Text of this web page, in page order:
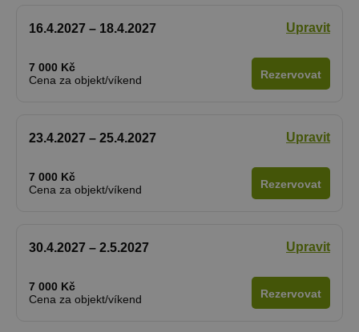
16.4.2027 – 18.4.2027 Upravit
7 000 Kč
Cena za objekt/víkend
Rezervovat
23.4.2027 – 25.4.2027 Upravit
7 000 Kč
Cena za objekt/víkend
Rezervovat
30.4.2027 – 2.5.2027 Upravit
7 000 Kč
Cena za objekt/víkend
Rezervovat